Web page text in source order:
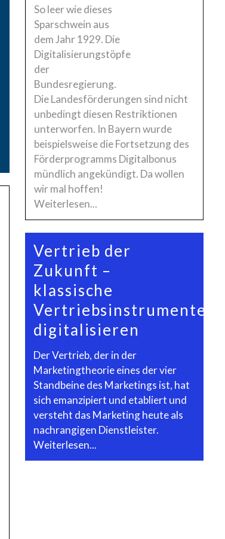
So leer wie dieses
Sparschwein aus
dem Jahr 1929. Die
Digitalisierungstöpfe
der
Bundesregierung.
Die Landesförderungen sind nicht
unbedingt diesen Restriktionen
unterworfen. In Bayern wurde
beispielsweise die Fortsetzung des
Förderprogramms Digitalbonus
mündlich angekündigt. Da wollen
wir mal hoffen!
Weiterlesen...
Vertrieb der
Zukunft –
klassische
Vertriebsinstrumente
digitalisieren
Der Vertrieb, der in der
Marketingtheorie eines der vier
Standbeine des Marketings ist, hat
sich emanzipiert und etabliert und
versteht das Marketing heute als
nachrangigen Dienstleister.
Weiterlesen...